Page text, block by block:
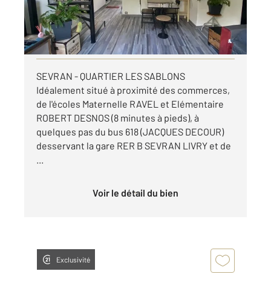
1 101,31 €
par mois charges comprises
Visiter le site dédié
SEVRAN - QUARTIER LES SABLONS
Idéalement situé à proximité des commerces,
de l'écoles Maternelle RAVEL et Elémentaire
ROBERT DESNOS (8 minutes à pieds), à
quelques pas du bus 618 (JACQUES DECOUR)
desservant la gare RER B SEVRAN LIVRY et de
Voir le détail du bien
Exclusivité